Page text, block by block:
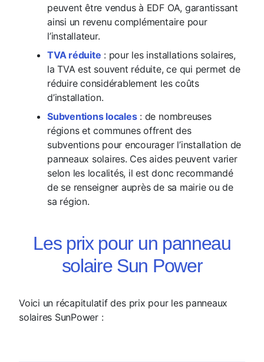
peuvent être vendus à EDF OA, garantissant
ainsi un revenu complémentaire pour
l’installateur.
TVA réduite : pour les installations solaires,
la TVA est souvent réduite, ce qui permet de
réduire considérablement les coûts
d’installation.
Subventions locales: de nombreuses
régions et communes offrent des
subventions pour encourager l’installation de
panneaux solaires. Ces aides peuvent varier
selon les localités, il est donc recommandé
de se renseigner auprès de sa mairie ou de
sa région.
Les prix pour un panneau
solaire Sun Power
Voici un récapitulatif des prix pour les panneaux
solaires SunPower :